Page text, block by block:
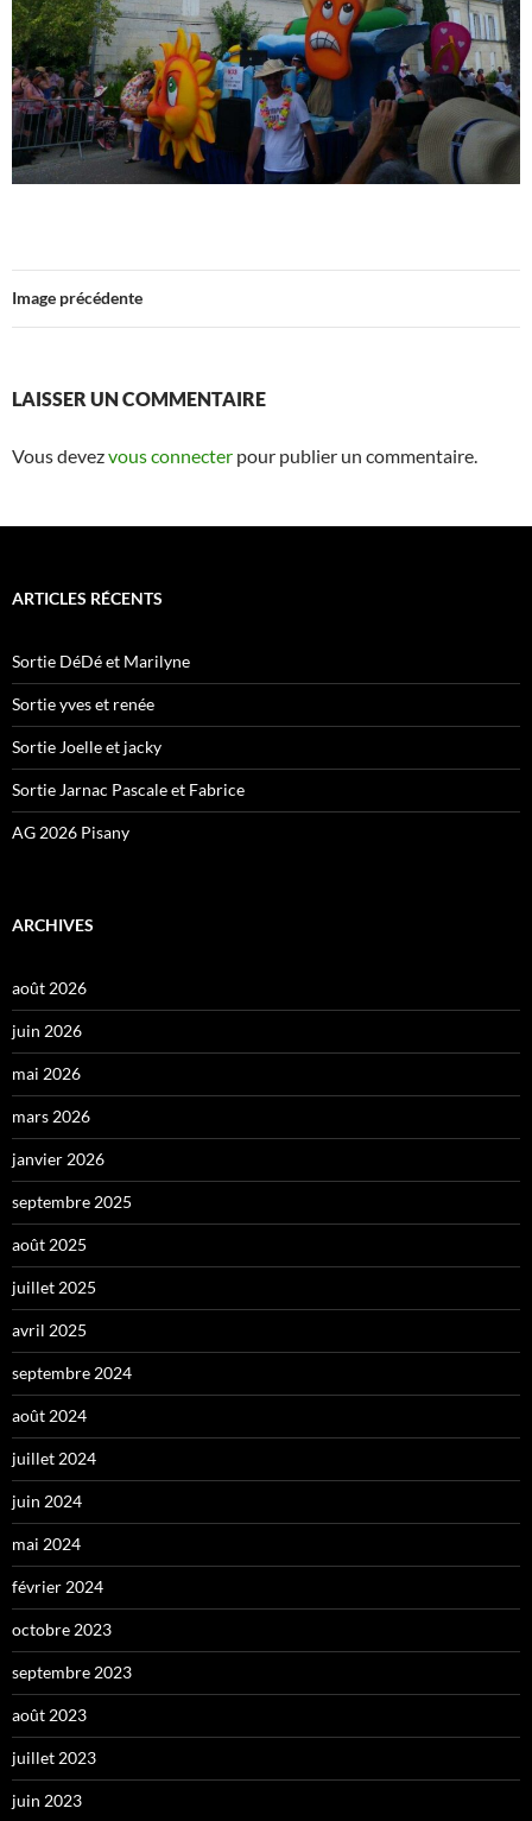
Image précédente
LAISSER UN COMMENTAIRE
Vous devezvous connecter pour publier un commentaire.
ARTICLES RÉCENTS
Sortie DéDé et Marilyne
Sortie yves et renée
Sortie Joelle et jacky
Sortie Jarnac Pascale et Fabrice
AG 2026 Pisany
ARCHIVES
août 2026
juin 2026
mai 2026
mars 2026
janvier 2026
septembre 2025
août 2025
juillet 2025
avril 2025
septembre 2024
août 2024
juillet 2024
juin 2024
mai 2024
février 2024
octobre 2023
septembre 2023
août 2023
juillet 2023
juin 2023